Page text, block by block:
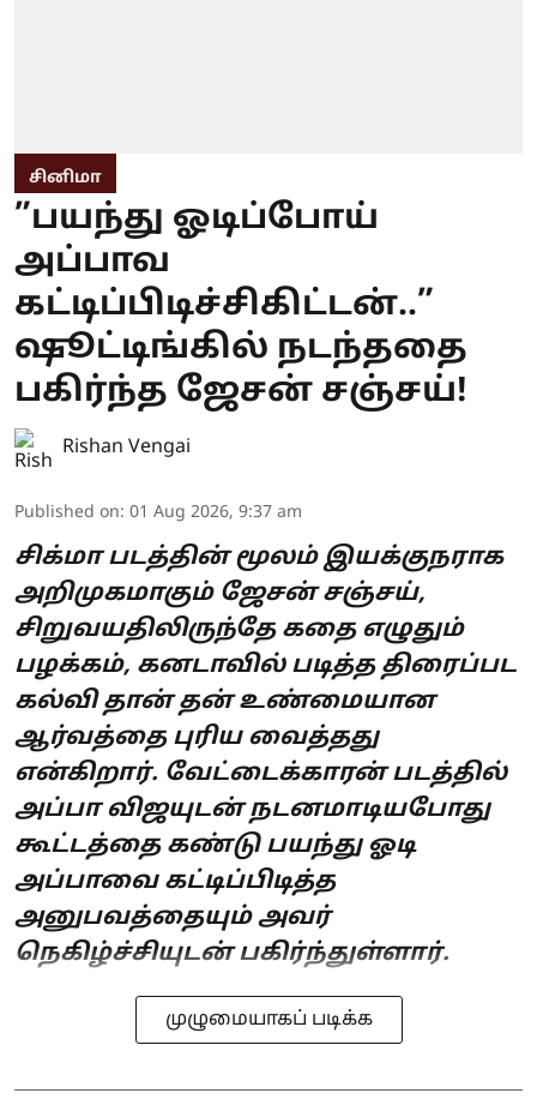
சினிமா
”பயந்து ஓடிப்போய்
அப்பாவ
கட்டிப்பிடிச்சிகிட்டன்..”
ஷூட்டிங்கில் நடந்ததை
பகிர்ந்த ஜேசன் சஞ்சய்!
Rishan Vengai
Published on: 01 Aug 2026, 9:37 am
சிக்மா படத்தின் மூலம் இயக்குநராக
அறிமுகமாகும் ஜேசன் சஞ்சய்,
சிறுவயதிலிருந்தே கதை எழுதும்
பழக்கம், கனடாவில் படித்த திரைப்பட
கல்வி தான் தன் உண்மையான
ஆர்வத்தை புரிய வைத்தது
என்கிறார். வேட்டைக்காரன் படத்தில்
அப்பா விஜயுடன் நடனமாடியபோது
கூட்டத்தை கண்டு பயந்து ஓடி
அப்பாவை கட்டிப்பிடித்த
அனுபவத்தையும் அவர்
நெகிழ்ச்சியுடன் பகிர்ந்துள்ளார்.
முழுமையாகப் படிக்க